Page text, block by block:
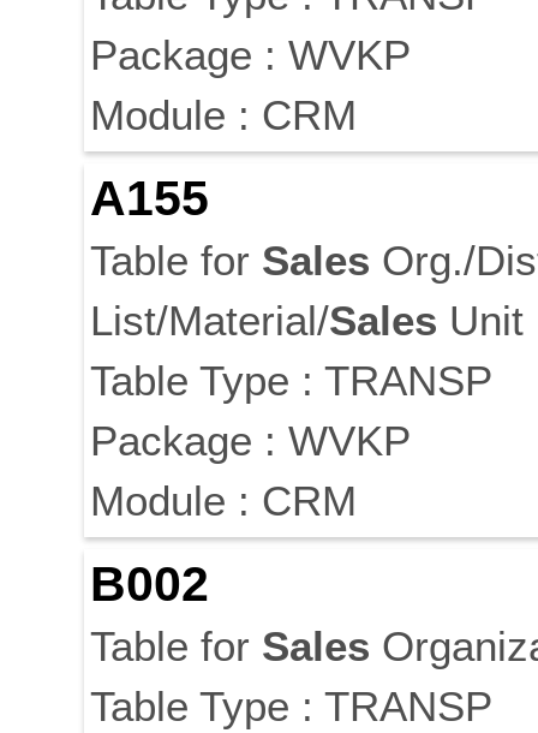
Package : WVKP
Module : CRM
A155
Table for Sales Org./
List/Material/Sales Unit
Table Type : TRANSP
Package : WVKP
Module : CRM
B002
Table for Sales
Table Type : TRANSP